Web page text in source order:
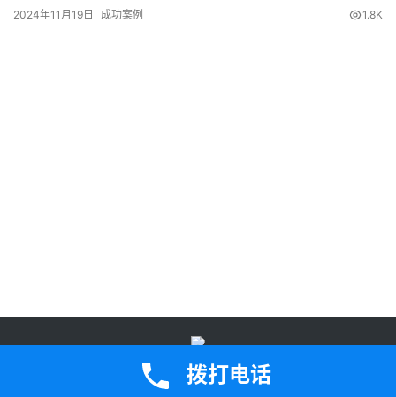
2024年11月19日 成功案例 1.8K
2024 版权所有
拨打电话